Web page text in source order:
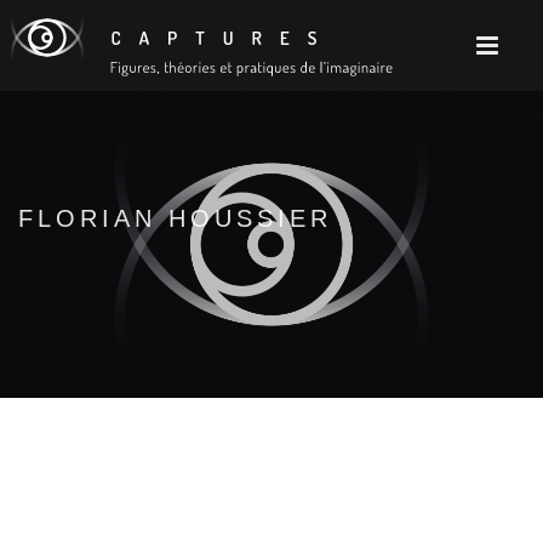
FLORIAN HOUSSIER